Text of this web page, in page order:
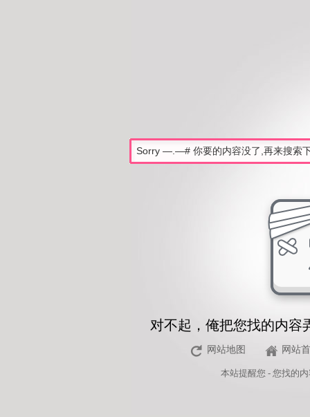
对不起，俺把您找的内容
网站地图 网站
本站提醒您 - 您找的